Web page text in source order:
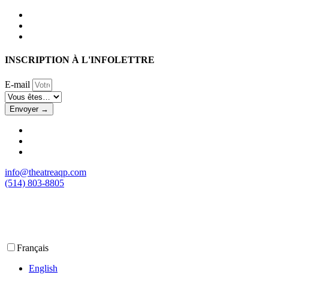
INSCRIPTION À L'INFOLETTRE
E-mail
Envoyer →
info@theatreaqp.com
(514) 803-8805
Français
English